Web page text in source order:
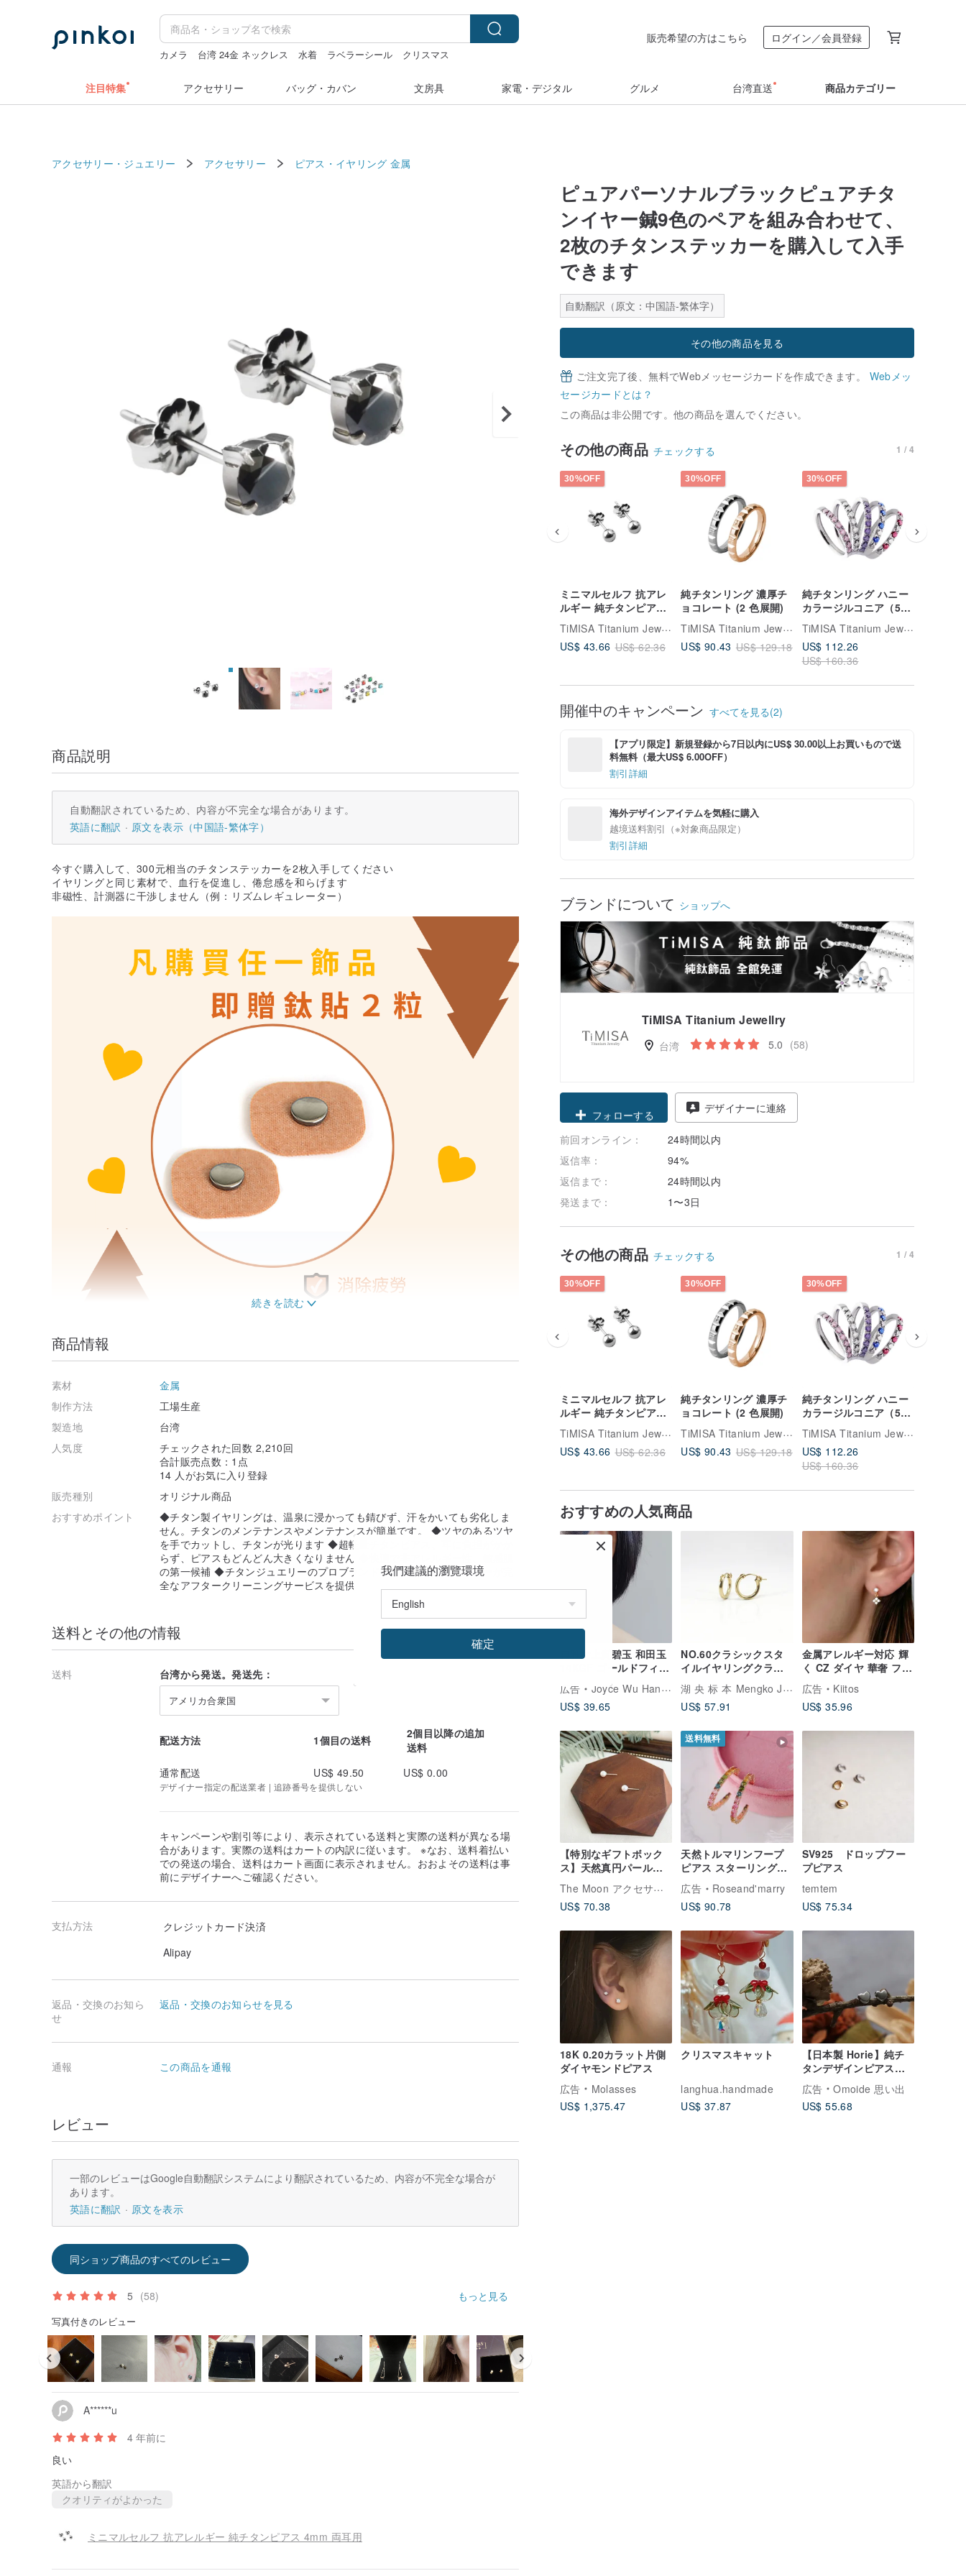
カメラ 台湾 24金 ネックレス 水着 ラベラーシール
クリスマス
販売希望の方はこちら ログイン／会員登録
注目特集 アクセサリー バッグ・カバン 文房具 家電・デジタル グルメ 台湾直送 商品カテゴリー
アクセサリー・ジュエリー アクセサリー ピアス・イヤリング 金属
ピュアパーソナルブラックピュアチタ
ンイヤー鍼9色のペアを組み合わせて、
2枚のチタンステッカーを購入して入手
できます
自動翻訳（原文：中国語-繁体字）
その他の商品を見る
ご注文完了後、無料でWebメッセージカードを作成できます。 Webメッ
セージカードとは？
この商品は非公開です。他の商品を選んでください。
その他の商品 チェックする 1 / 4
30%OFF
ミニマルセルフ 抗アレ
ルギー 純チタンピアス
TiMISA Titanium Jewellry
US$ 43.66 US$ 62.36
30%OFF
純チタンリング 濃厚チ
ョコレート (2 色展開)
TiMISA Titanium Jewellry
US$ 90.43 US$ 129.18
30%OFF
純チタンリング ハニー
カラージルコニア（5
TiMISA Titanium Jewellry
US$ 112.26
US$ 160.36
開催中のキャンペーン すべてを見る(2)
【アプリ限定】新規登録から7日以内にUS$ 30.00以上お買いもので送
料無料（最大US$ 6.00OFF）
割引詳細
海外デザインアイテムを気軽に購入
越境送料割引（※対象商品限定）
割引詳細
ブランドについて ショップへ
TiMISA Titanium Jewellry
台湾 5.0 (58)
フォローする
デザイナーに連絡
前回オンライン：
24時間以内
返信率：
94%
返信まで：
24時間以内
発送まで：
1〜3日
その他の商品 チェックする 1 / 4
30%OFF
ミニマルセルフ 抗アレ
ルギー 純チタンピアス
4mm 両耳用
TiMISA Titanium Jewellry
US$ 43.66 US$ 62.36
30%OFF
純チタンリング 濃厚チ
ョコレート (2 色展開)
TiMISA Titanium Jewellry
US$ 90.43 US$ 129.18
30%OFF
純チタンリング ハニー
カラージルコニア（5
色展開）
TiMISA Titanium Jewellry
US$ 112.26
US$ 160.36
おすすめの人気商品
典雅な上質碧玉 和田玉
14KGF ゴールドフィル
ド 小さなドロップイヤ
リング | イヤーフッ
ク・イヤクリップに変
広告
Joyce Wu Handmade Jewelry
US$ 39.65
NO.60クラシックスタ
イルイヤリングクラシ
ックベーシックイヤリ
ング-14KGF
湖 央 标 本 Mengko Jewelry Studio
US$ 57.91
金属アレルギー対応 輝
く CZ ダイヤ 華奢 フラ
ワー ピアス 316L サー
ジカルステンレス
広告
Kiitos
US$ 35.96
【特別なギフトボック
ス】天然真円パールピ
アス - ケプラー #ライ
トジュエリー #上質パ
ール
The Moon アクセサリー
US$ 70.38
送料無料
天然トルマリンフープ
ピアス スターリングシ
ルバー925 ピンクゴー
ルドコーティング
広告
Roseand'marry
US$ 90.78
SV925 ドロップフー
プピアス
temtem
US$ 75.34
18K 0.20カラット片側
ダイヤモンドピアス
広告
Molasses
US$ 1,375.47
クリスマスキャット
langhua.handmade
US$ 37.87
【日本製 Horie】純チ
タンデザインピアス
「恋心」全7種
広告
Omoide 思い出
US$ 55.68
商品説明
自動翻訳されているため、内容が不完全な場合があります。
英語に翻訳
原文を表示（中国語-繁体字）
今すぐ購入して、300元相当のチタンステッカーを2枚入手してください
イヤリングと同じ素材で、血行を促進し、倦怠感を和らげます
非磁性、計測器に干渉しません（例：リズムレギュレーター）
純チタンのイヤリングシリーズは9色でご利用いただけます。
鮮やかなイエロー/恋人の粉/ミステリアスパープル/パッションレッド/エメラルドグリーン/パーソ
商品情報
素材
金属
制作方法
工場生産
製造地
台湾
人気度
チェックされた回数 2,210回
合計販売点数：1点
14 人がお気に入り登録
販売種別
オリジナル商品
おすすめポイント
◆チタン製イヤリングは、温泉に浸かっても錆びず、汗をかいても劣化しま
せん。チタンのメンテナンスやメンテナンスが簡単です。 ◆ツヤのあるツヤ
を手でカットし、チタンが光ります ◆超軽量チタンピアス、耳に負担がかか
らず、ピアスもどんどん大きくなりません ◆快適で非アレルギー性、敏感肌
の第一候補 ◆チタンジュエリーのプロブランド、デパートのカウンターが完
全なアフタークリーニングサービスを提供
送料とその他の情報
送料 台湾から発送。発送先：
アメリカ合衆国
配送方法 1個目の送料
2個目以降の追加
送料
通常配送
US$ 49.50 US$ 0.00
デザイナー指定の配送業者 | 追跡番号を提供しない
キャンペーンや割引等により、表示されている送料と実際の送料が異なる場
合があります。実際の送料はカートの内訳に従います。 ※なお、送料着払い
での発送の場合、送料はカート画面に表示されません。おおよその送料は事
前にデザイナーへご確認ください。
支払方法
クレジットカード決済
Alipay
返品・交換のお知ら
せ
返品・交換のお知らせを見る
通報 この商品を通報
レビュー
一部のレビューはGoogle自動翻訳システムにより翻訳されているため、内容が不完全な場合が
あります。
英語に翻訳
原文を表示
同ショップ商品のすべてのレビュー
5 (58) もっと見る
写真付きのレビュー
A******u
4 年前に
良い
英語から翻訳
クオリティがよかった
ミニマルセルフ 抗アレルギー 純チタンピアス 4mm 両耳用
我們建議的瀏覽環境
確定